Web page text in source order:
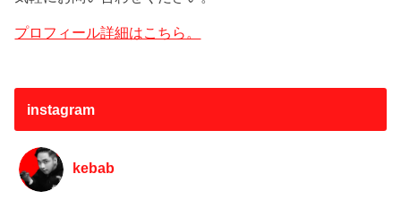
プロフィール詳細はこちら。
instagram
kebab